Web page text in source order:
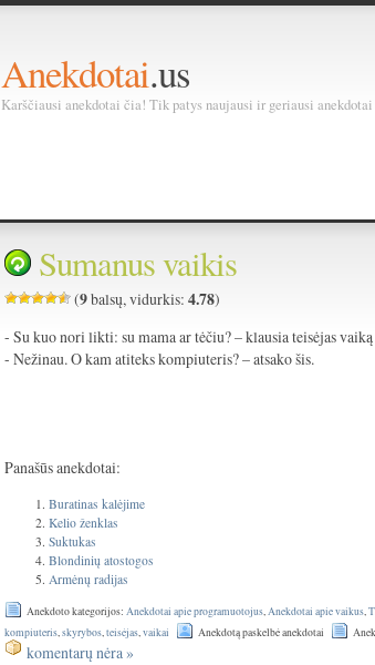
Anekdotai.us
Karščiausi anekdotai čia! Tik patys naujausi ir geriausi
Sumanus vaikis
(9balsų, vidurkis:4.78)
- Su kuo nori likti: su mama ar tėčiu? – klausia teisėjas
- Nežinau. O kam atiteks kompiuteris? – atsako šis.
Panašūs anekdotai:
Buratinas kalėjime
Kelio ženklas
Suktukas
Blondinių atostogos
Armėnų radijas
Anekdoto kategorijos:Anekdotai apie programuotojus,Anekdotai apie vaikus,
kompiuteris,skyrybos,teisėjas,vaikai Anekdotą paskelbė anekdotai
komentarų nėra »